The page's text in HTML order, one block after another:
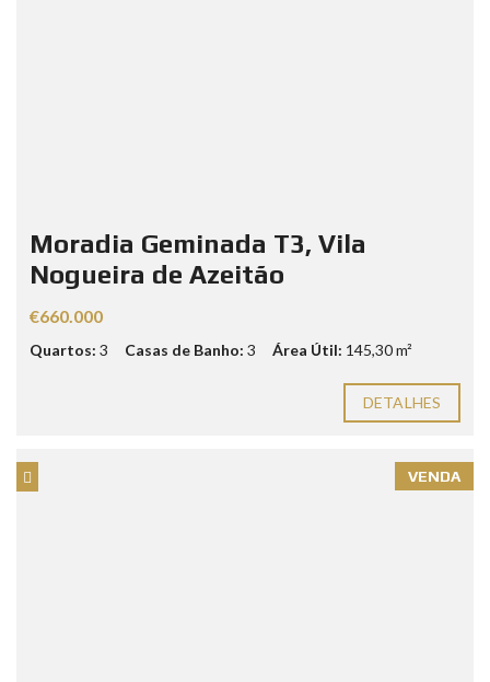
Moradia Geminada T3, Vila
Nogueira de Azeitão
€660.000
Quartos: 3 Casas de Banho: 3 Área Útil: 145,30 m²
DETALHES
VENDA